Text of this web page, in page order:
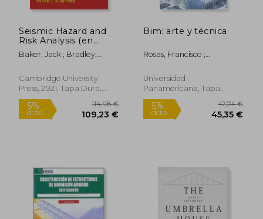
5%
27,41 €
Seismic Hazard and
Risk Analysis (en
Inglés)
Baker, Jack ; Bradley,
Cambridge University
Press, 2021, Tapa Dura,
Nuevo
Bim: arte y técnica
Rosas, Francisco ;
García, Gustavo
Universidad
Panamericana, Tapa
Blanda, Nuevo